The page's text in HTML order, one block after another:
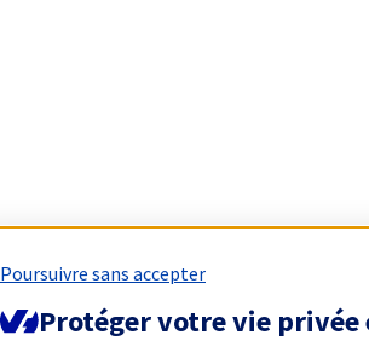
Poursuivre sans accepter
Protéger votre vie